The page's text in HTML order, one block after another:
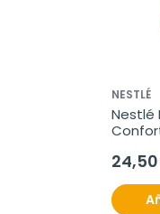
NESTLÉ
Nestlé